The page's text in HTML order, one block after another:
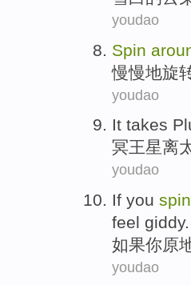
youdao
Spin
慢慢地旋
youdao
It takes
冥王星离
youdao
If you spin
feel giddy.
如果你原
youdao